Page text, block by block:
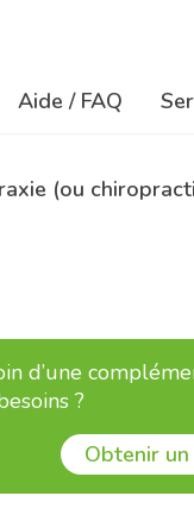
Navigation
Aide / FAQ
(ou
d’une
?
Obtenir un